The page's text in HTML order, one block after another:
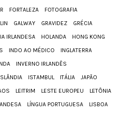
FORTALEZA
FOTOGRAFIA
GALWAY GRAVIDEZ
GRÉCIA
IRLANDESA HOLANDA
HONG KONG
INDO AO MÉDICO
INGLATERRA
INVERNO IRLANDÊS
ISTAMBUL ITÁLIA
JAPÃO
LEITRIM LESTE EUROPEU
LETÔNIA
LÍNGUA PORTUGUESA
LISBOA